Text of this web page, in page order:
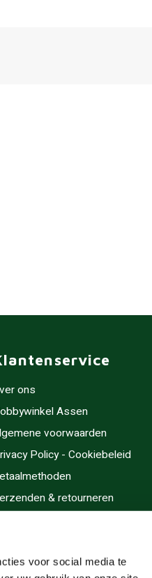
voor social media te
ons
Assen
voorwaarden
Policy - Cookiebeleid
& retourneren